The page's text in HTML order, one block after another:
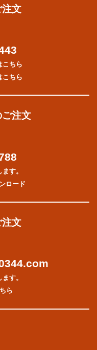
注文
こちら
こちら
注文
す。
ロード
注文
す。
ら